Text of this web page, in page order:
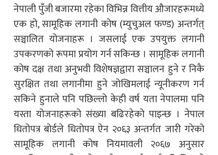
नेपाली पुँजी बजारमा रहेका विभिन्न वित्तीय औजारहरूमध्ये
एक हो, सामूहिक लगानी कोष (म्युचुअल फण्ड) अन्तर्गत्
सञ्चालित योजनाहरू । जसलाई एक उपयुक्त लगानी
उपकरणको रूपमा प्रयोग गर्न सकिन्छ । सामूहिक लगानी
कोष दक्ष तथा अनुभवी विशेषज्ञद्वारा सञ्चालन हुने र निकै
सुरक्षित तथा लगानीमा हुने जोखिमलाई न्यूनीकरण गर्न
सकिने हुनाले पनि पछिल्लो केही वर्ष यता नेपालमा पनि
यस्ता योजनाहरूको संख्या बढिरहेको पाइन्छ । नेपाल
धितोपत्र बोर्डले धितोपत्र ऐन २०६३ अन्तर्गत जारी गरेको
सामूहिक लगानी कोष नियमावली २०६७ अनुसार